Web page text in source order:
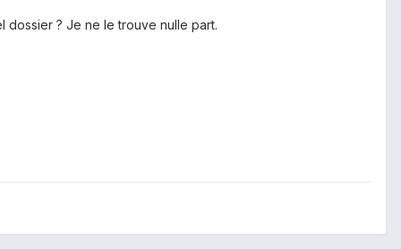
dossier ? Je ne le trouve nulle part.